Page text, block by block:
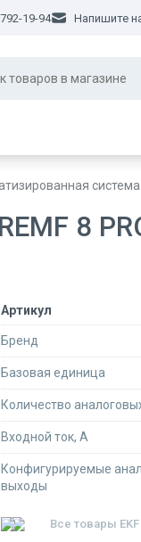
19-94 Напишите
8
Артикул
Бренд
Базовая единица
Количество
Входной ток, А
Конфигурируемые
выходы
Все товары EKF